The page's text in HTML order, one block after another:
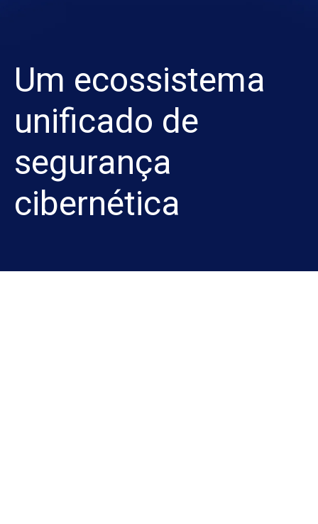
Um ecossistema
unificado de
segurança
cibernética